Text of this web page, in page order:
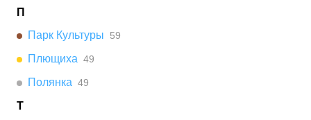
П
Парк Культуры
59
Плющиха 49
Полянка 49
Т